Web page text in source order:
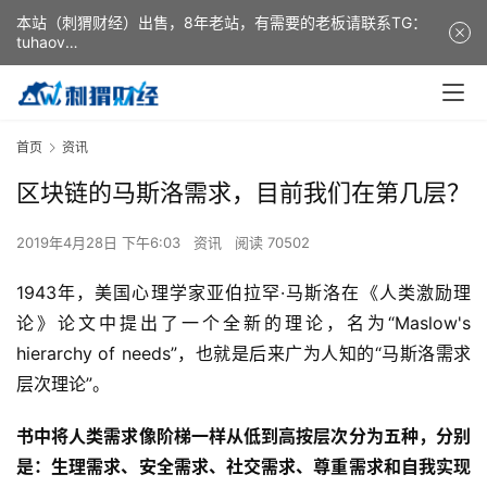
首页 资讯
区块链的马斯洛需求，目前我们在第几层？
2019年4月28日 下午6:03 资讯 阅读 70502
1943年，美国心理学家亚伯拉罕·马斯洛在《人类激励理
论》论文中提出了一个全新的理论，名为“Maslow's
hierarchy of needs”，也就是后来广为人知的“马斯洛需求
层次理论”。
书中将人类需求像阶梯一样从低到高按层次分为五种，分别
是：生理需求、安全需求、社交需求、尊重需求和自我实现
本站（刺猬财经）出售，8年老站，有需要的老板请联系TG：
tuhaov
This website (ciweicaijing) is for sale. It is a 8-year-old
website. If you need it, please contact TG: tuhaov